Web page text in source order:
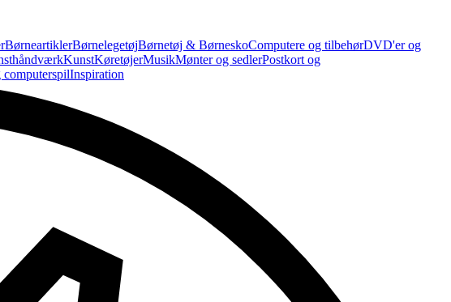
BørneartiklerBørnelegetøjBørnetøj & BørneskoComputere og tilbehørDVD'er og
KunstKøretøjerMusikMønter og sedlerPostkort og
Inspiration